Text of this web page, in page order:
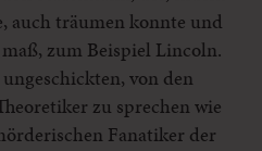
auch träumen konnte und
zum Beispiel Lincoln.
von den
zu sprechen wie
Fanatiker der